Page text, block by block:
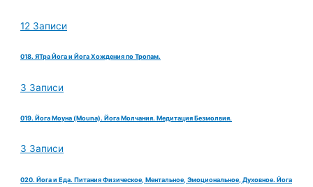
12 Записи
018. ЯТра Йога и Йога Хождения по Тропам.
3 Записи
019. Йога Моуна (Mouna). Йога Молчания. Медитация Безмолвия.
3 Записи
020. Йога и Еда. Питания Физическое, Ментальное, Эмоциональное, Духовное. Йога